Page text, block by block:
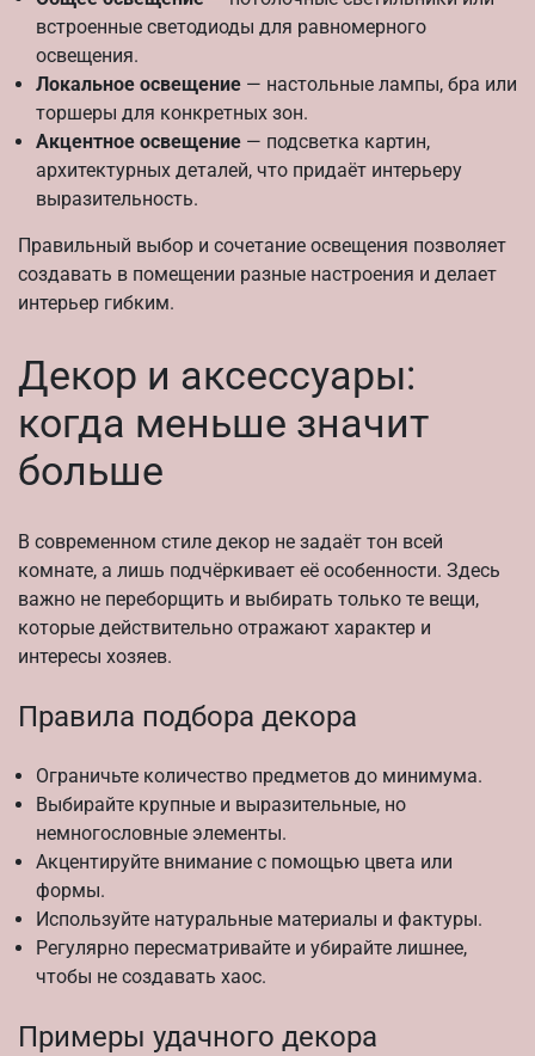
встроенные светодиоды для равномерного
освещения.
Локальное освещение — настольные лампы, бра или
торшеры для конкретных зон.
Акцентное освещение — подсветка картин,
архитектурных деталей, что придаёт интерьеру
выразительность.
Правильный выбор и сочетание освещения позволяет
создавать в помещении разные настроения и делает
интерьер гибким.
Декор и аксессуары:
когда меньше значит
больше
В современном стиле декор не задаёт тон всей
комнате, а лишь подчёркивает её особенности. Здесь
важно не переборщить и выбирать только те вещи,
которые действительно отражают характер и
интересы хозяев.
Правила подбора декора
Ограничьте количество предметов до минимума.
Выбирайте крупные и выразительные, но
немногословные элементы.
Акцентируйте внимание с помощью цвета или
формы.
Используйте натуральные материалы и фактуры.
Регулярно пересматривайте и убирайте лишнее,
чтобы не создавать хаос.
Примеры удачного декора